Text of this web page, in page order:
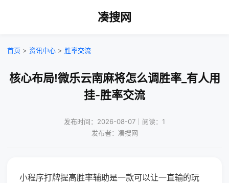
凑搜网
首页 > 资讯中心 > 胜率交流
核心布局!微乐云南麻将怎么调胜率_有人用
挂-胜率交流
发布时间：2026-08-07｜阅读：1
发布者：凑搜网
小程序打牌提高胜率辅助是一款可以让一直输的玩